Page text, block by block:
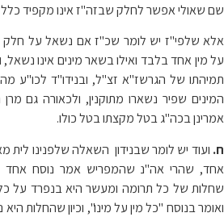
שם שאולי אפשר לחלק שבזה"ז אינו מקפיד כלל
אלא שלפי"ז יש לומר שכ"ז אם נשאל על חלק
על מין אחד בלבד ואילו בשאר מינים אינו
תמיהתו של הגרשז"א זצ"ל, ובנידו"ד לכו"ע
המינים שפיר נשארו מתוקנין, ולכאורה גם
אמרינן בכה"ג בטל מקצתו בטל כולו.
ח. ועוד יש לומר שבנידון השאלה שלפנינו לית
אחד, שהרי אה"נ שהמפריש אמר נוסח אחד
שחלות של כל תרומה ומעשר היא בנפרד על כל
ואומר בנוסח "כל מין על מינו", וכיון שהחלות